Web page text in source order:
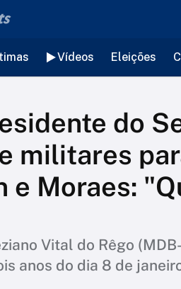
Vídeos Eleições
do
militares
e Moraes:
Vital do Rêgo
anos do dia 8 de